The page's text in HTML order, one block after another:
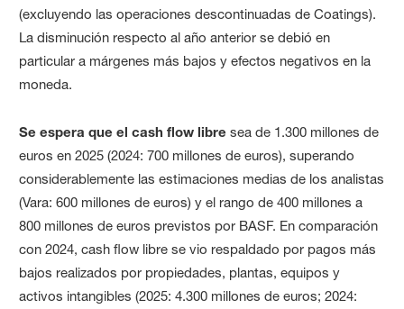
(excluyendo las operaciones descontinuadas de Coatings).
La disminución respecto al año anterior se debió en
particular a márgenes más bajos y efectos negativos en la
moneda.
Se espera que el cash flow libresea de 1.300 millones de
euros en 2025 (2024: 700 millones de euros), superando
considerablemente las estimaciones medias de los analistas
(Vara: 600 millones de euros) y el rango de 400 millones a
800 millones de euros previstos por BASF. En comparación
con 2024, cash flow libre se vio respaldado por pagos más
bajos realizados por propiedades, plantas, equipos y
activos intangibles (2025: 4.300 millones de euros; 2024: